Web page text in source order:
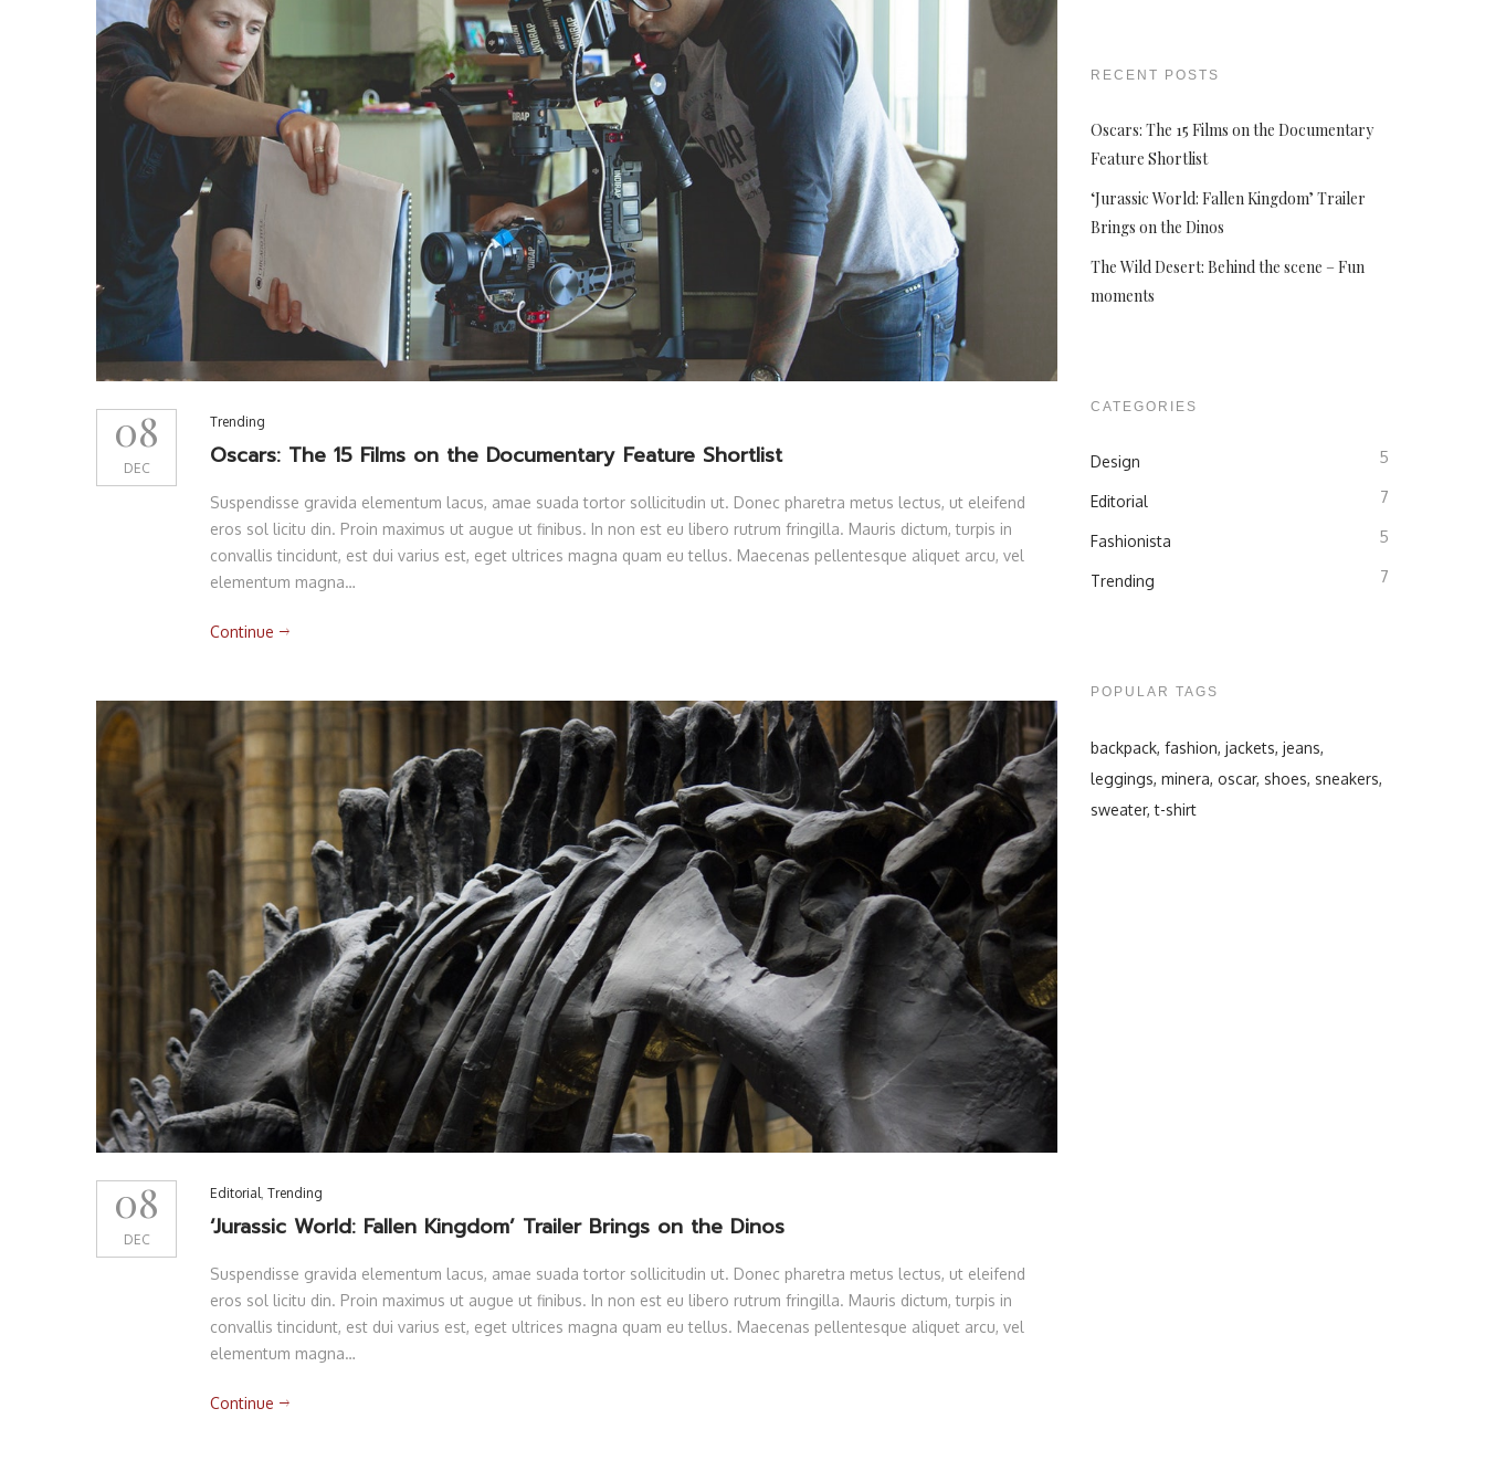
08
DEC
Trending
Oscars: The 15 Films on the Documentary Feature Shortlist
Suspendisse gravida elementum lacus, amae suada tortor sollicitudin ut. Donec pharetra metus lectus, ut eleifend
eros sol licitu din. Proin maximus ut augue ut finibus. In non est eu libero rutrum fringilla. Mauris dictum, turpis in
convallis tincidunt, est dui varius est, eget ultrices magna quam eu tellus. Maecenas pellentesque aliquet arcu, vel
elementum magna…
Continue
08
DEC
Editorial Trending
‘Jurassic World: Fallen Kingdom’ Trailer Brings on the Dinos
Suspendisse gravida elementum lacus, amae suada tortor sollicitudin ut. Donec pharetra metus lectus, ut eleifend
eros sol licitu din. Proin maximus ut augue ut finibus. In non est eu libero rutrum fringilla. Mauris dictum, turpis in
convallis tincidunt, est dui varius est, eget ultrices magna quam eu tellus. Maecenas pellentesque aliquet arcu, vel
elementum magna…
Continue
RECENT POSTS
Oscars: The 15 Films on the Documentary
Feature Shortlist
‘Jurassic World: Fallen Kingdom’ Trailer
Brings on the Dinos
The Wild Desert: Behind the scene – Fun
moments
CATEGORIES
Design 5
Editorial 7
Fashionista 5
Trending 7
POPULAR TAGS
backpack fashion jackets jeans
leggings minera oscar shoes sneakers
sweater t-shirt